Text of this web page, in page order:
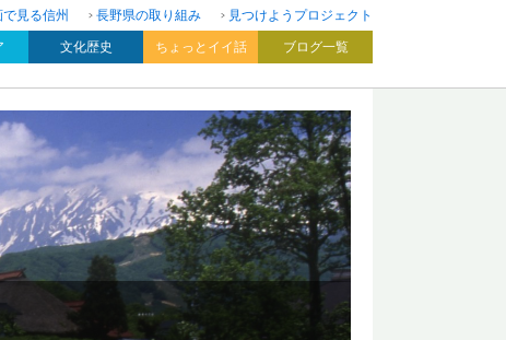
見る信州 長野県の取り組み
見つけようプロジェクト
文化歴史 ちょっとイイ話 ブログ一覧